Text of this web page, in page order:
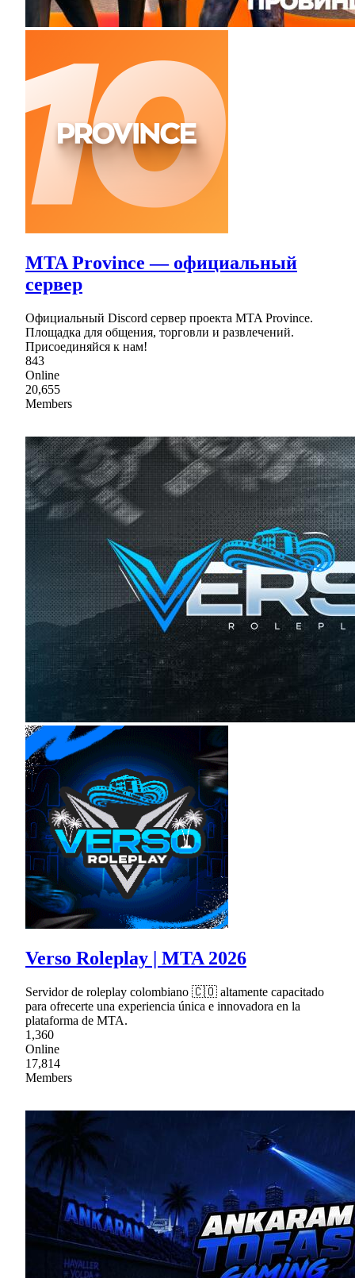
MTA Province — официальный
сервер
Официальный Discord сервер проекта MTA Province.
Площадка для общения, торговли и развлечений.
Присоединяйся к нам!
843
Online
20,655
Members
Verso Roleplay | MTA 2026
Servidor de roleplay colombiano 🇨🇴 altamente capacitado
para ofrecerte una experiencia única e innovadora en la
plataforma de MTA.
1,360
Online
17,814
Members